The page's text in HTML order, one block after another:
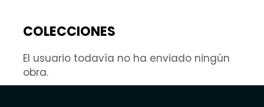
COLECCIONES
El usuario todavía no ha enviado ningún
obra.